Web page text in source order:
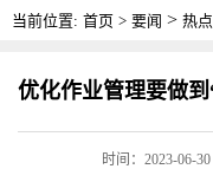
当前位置: 首页 > 要闻 > 热点
优化作业管理要做到
时间：2023-06-30